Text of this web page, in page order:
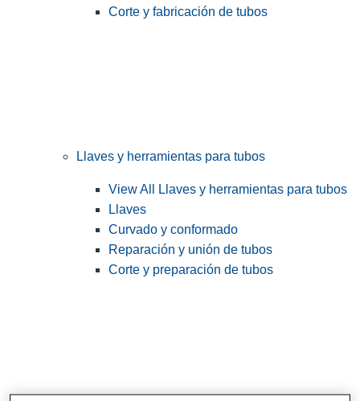
Corte y fabricación de tubos
Llaves y herramientas para tubos
View All Llaves y herramientas para tubos
Llaves
Curvado y conformado
Reparación y unión de tubos
Corte y preparación de tubos